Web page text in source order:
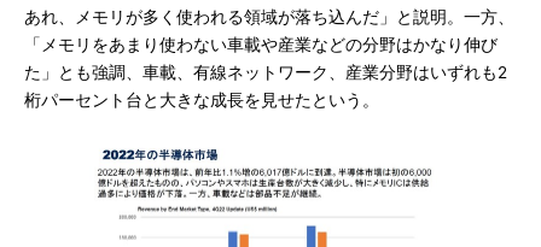
あれ、メモリが多く使われる領域が落ち込んだ」と説明。一方、
「メモリをあまり使わない車載や産業などの分野はかなり伸び
た」とも強調、車載、有線ネットワーク、産業分野はいずれも2
桁パーセント台と大きな成長を見せたという。